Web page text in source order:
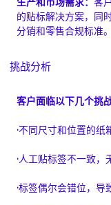
的贴标解决方案，同
分销和零售合规标准。
挑战分析
客户面临以下几个挑战
·不同尺寸和位置的纸
·人工贴标签不一致，
·标签偶尔会错位，导